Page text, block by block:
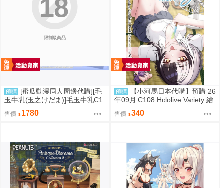
限制級商品
18
預購 [蜜瓜動漫同人周邊代購][毛
玉牛乳(玉之けだま)]毛玉牛乳C1
08新刊セット(同人誌)
售價 1780
預購
【小河馬日本代購】預購 26
年09月 C108 Hololive Variety 繪
師:Syun
售價 340